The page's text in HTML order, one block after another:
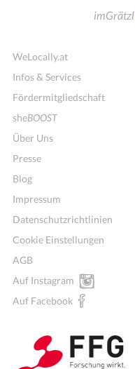
imGrätzl
WeLocally.at
Infos & Services
Fördermitgliedschaft
sheBOOST
Über Uns
Presse
Blog
Impressum
Datenschutzrichtlinien
Cookie Einstellungen
AGB
Auf Instagram
Auf Facebook